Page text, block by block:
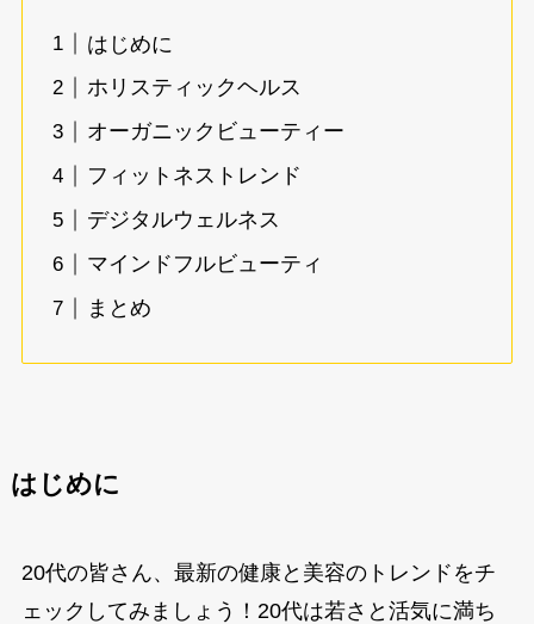
はじめに
ホリスティックヘルス
オーガニックビューティー
フィットネストレンド
デジタルウェルネス
マインドフルビューティ
まとめ
はじめに
20代の皆さん、最新の健康と美容のトレンドをチ
ェックしてみましょう！20代は若さと活気に満ち